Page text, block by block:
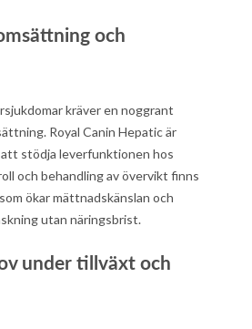
och
kräver en noggrant
Royal Canin Hepatic är
stödja leverfunktionen hos
och behandling av övervikt finns
ökar mättnadskänslan och
utan näringsbrist.
under tillväxt och